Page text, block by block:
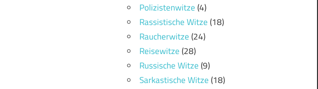
Polizistenwitze(4)
Rassistische Witze(18)
Raucherwitze(24)
Reisewitze(28)
Russische Witze(9)
Sarkastische Witze(18)